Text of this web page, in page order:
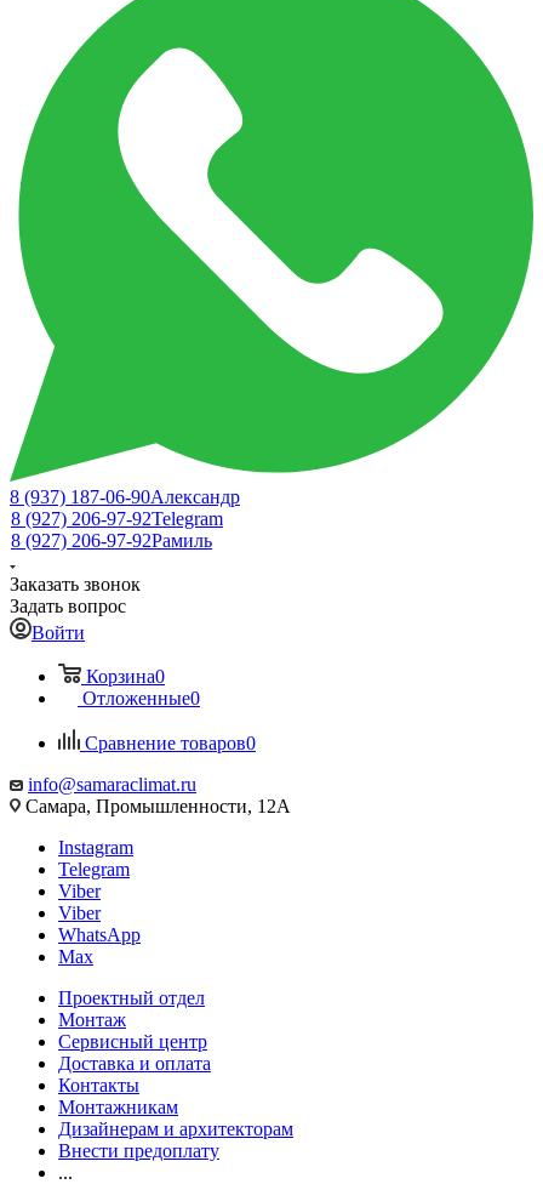
8 (937) 187-06-90Александр
8 (927) 206-97-92Telegram
8 (927) 206-97-92Рамиль
Заказать звонок
Задать вопрос
Войти
Корзина0
Отложенные0
Сравнение товаров0
info@samaraclimat.ru
Самара, Промышленности, 12А
Instagram
Telegram
Viber
Viber
WhatsApp
Max
Проектный отдел
Монтаж
Сервисный центр
Доставка и оплата
Контакты
Монтажникам
Дизайнерам и архитекторам
Внести предоплату
...